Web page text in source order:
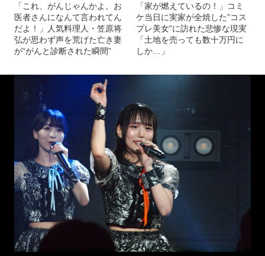
「これ、がんじゃんかよ。お
医者さんになんて言われてん
だよ！」人気料理人・笠原将
弘が思わず声を荒げた亡き妻
が“がんと診断された瞬間”
「家が燃えているの！」コミ
ケ当日に実家が全焼した”コス
プレ美女”に訪れた悲惨な現実
「土地を売っても数十万円に
しか…」